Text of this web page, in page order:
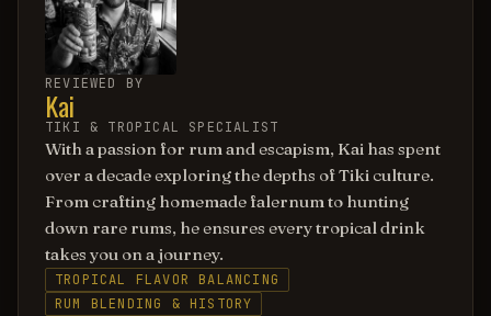
REVIEWED BY
Kai
TIKI & TROPICAL SPECIALIST
With a passion for rum and escapism, Kai has spent
over a decade exploring the depths of Tiki culture.
From crafting homemade falernum to hunting
down rare rums, he ensures every tropical drink
takes you on a journey.
TROPICAL FLAVOR BALANCING
RUM BLENDING & HISTORY